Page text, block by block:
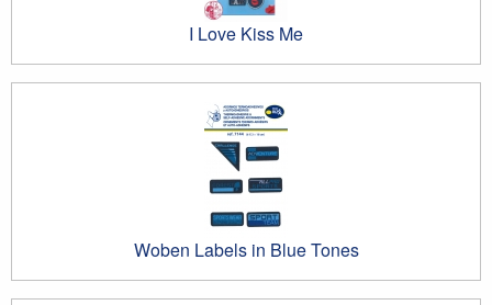
I Love Kiss Me
Woben Labels in Blue Tones